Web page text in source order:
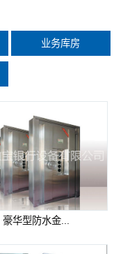
业务库房
豪华型防水金...